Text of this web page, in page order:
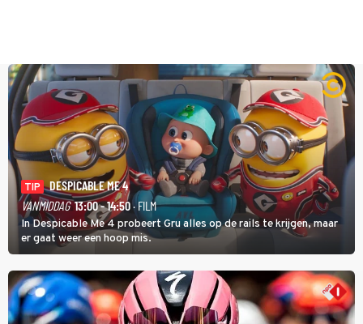
TIP
DESPICABLE ME 4
VANMIDDAG 13:00 - 14:50· FILM
In Despicable Me 4 probeert Gru alles op de rails te krijgen, maar
er gaat weer een hoop mis.